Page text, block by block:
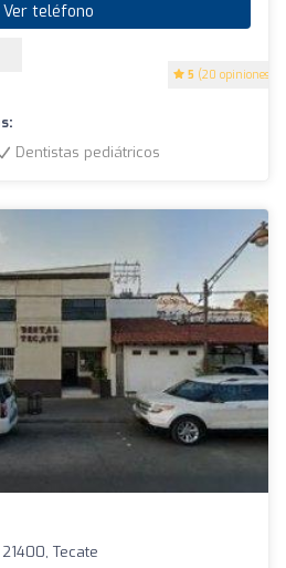
5 (20 opiniones)
Ver teléfono
Dentistas pediátricos
Tecate